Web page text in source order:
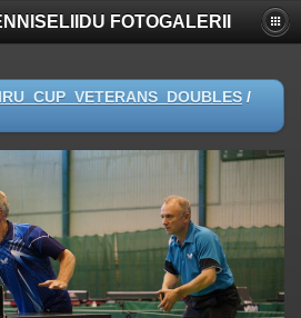
is deprecated in
htdocs/gallery/include/
is deprecated. This message will be
htdocs/gallery/include/
FOTOGALERII
/